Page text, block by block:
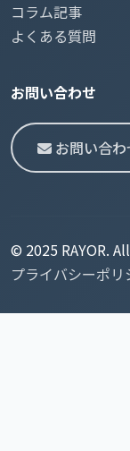
コラム記事
よくある質問
お問い合わせ
お問い合
© 2025 RAYOR.
プライバシーポリ